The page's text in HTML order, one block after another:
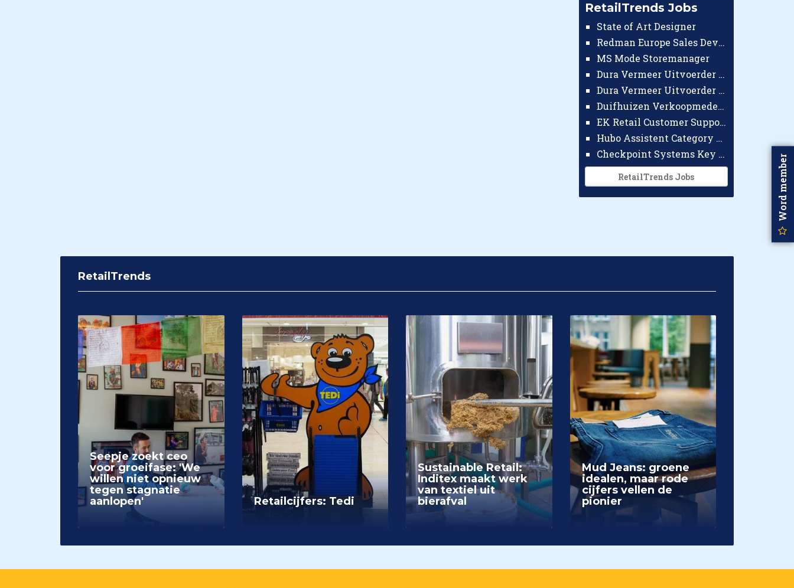
RetailTrends Jobs
State of Art Designer
Redman Europe Sales Developer (Europe)
MS Mode Storemanager
Dura Vermeer Uitvoerder GWW Amsterdam
Dura Vermeer Uitvoerder Civiel Nijmegen
Duifhuizen Verkoopmedewerker Ridderkerk
EK Retail Customer Support Omnichannel
Hubo Assistent Category Manager
Checkpoint Systems Key Accountmanager Benelux
RetailTrends Jobs
RetailTrends
Seepje zoekt ceo
voor groeifase: 'We
willen niet opnieuw
tegen stagnatie
aanlopen'
Retailcijfers: Tedi
Sustainable Retail:
Inditex maakt werk
van textiel uit
bierafval
Mud Jeans: groene
idealen, maar rode
cijfers vellen de
pionier
Word member